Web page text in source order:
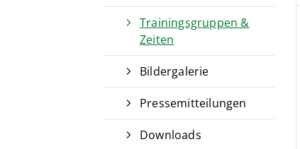
Trainingsgruppen &
Zeiten
Bildergalerie
Pressemitteilungen
Downloads